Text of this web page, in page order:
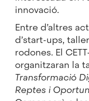
innovació.
Entre d’altres
d’start-ups,
rodones. El
organitzaran la
Transformació
Reptes i